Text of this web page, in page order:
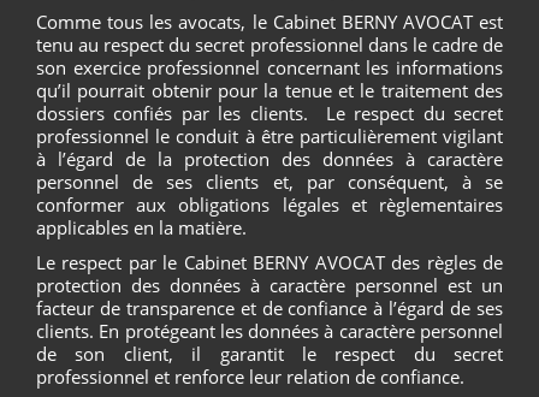
Comme tous les avocats, le Cabinet BERNY AVOCAT est
tenu au respect du secret professionnel dans le cadre de
son exercice professionnel concernant les informations
qu’il pourrait obtenir pour la tenue et le traitement des
dossiers confiés par les clients. Le respect du secret
professionnel le conduit à être particulièrement vigilant
à l’égard de la protection des données à caractère
personnel de ses clients et, par conséquent, à se
conformer aux obligations légales et règlementaires
applicables en la matière.
Le respect par le Cabinet BERNY AVOCAT des règles de
protection des données à caractère personnel est un
facteur de transparence et de confiance à l’égard de ses
clients. En protégeant les données à caractère personnel
de son client, il garantit le respect du secret
professionnel et renforce leur relation de confiance.